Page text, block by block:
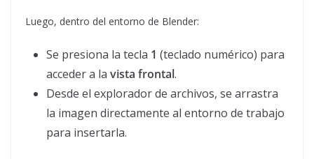
Luego, dentro del entorno de Blender:
Se presiona la tecla 1 (teclado numérico) para
acceder a la vista frontal.
Desde el explorador de archivos, se arrastra
la imagen directamente al entorno de trabajo
para insertarla.